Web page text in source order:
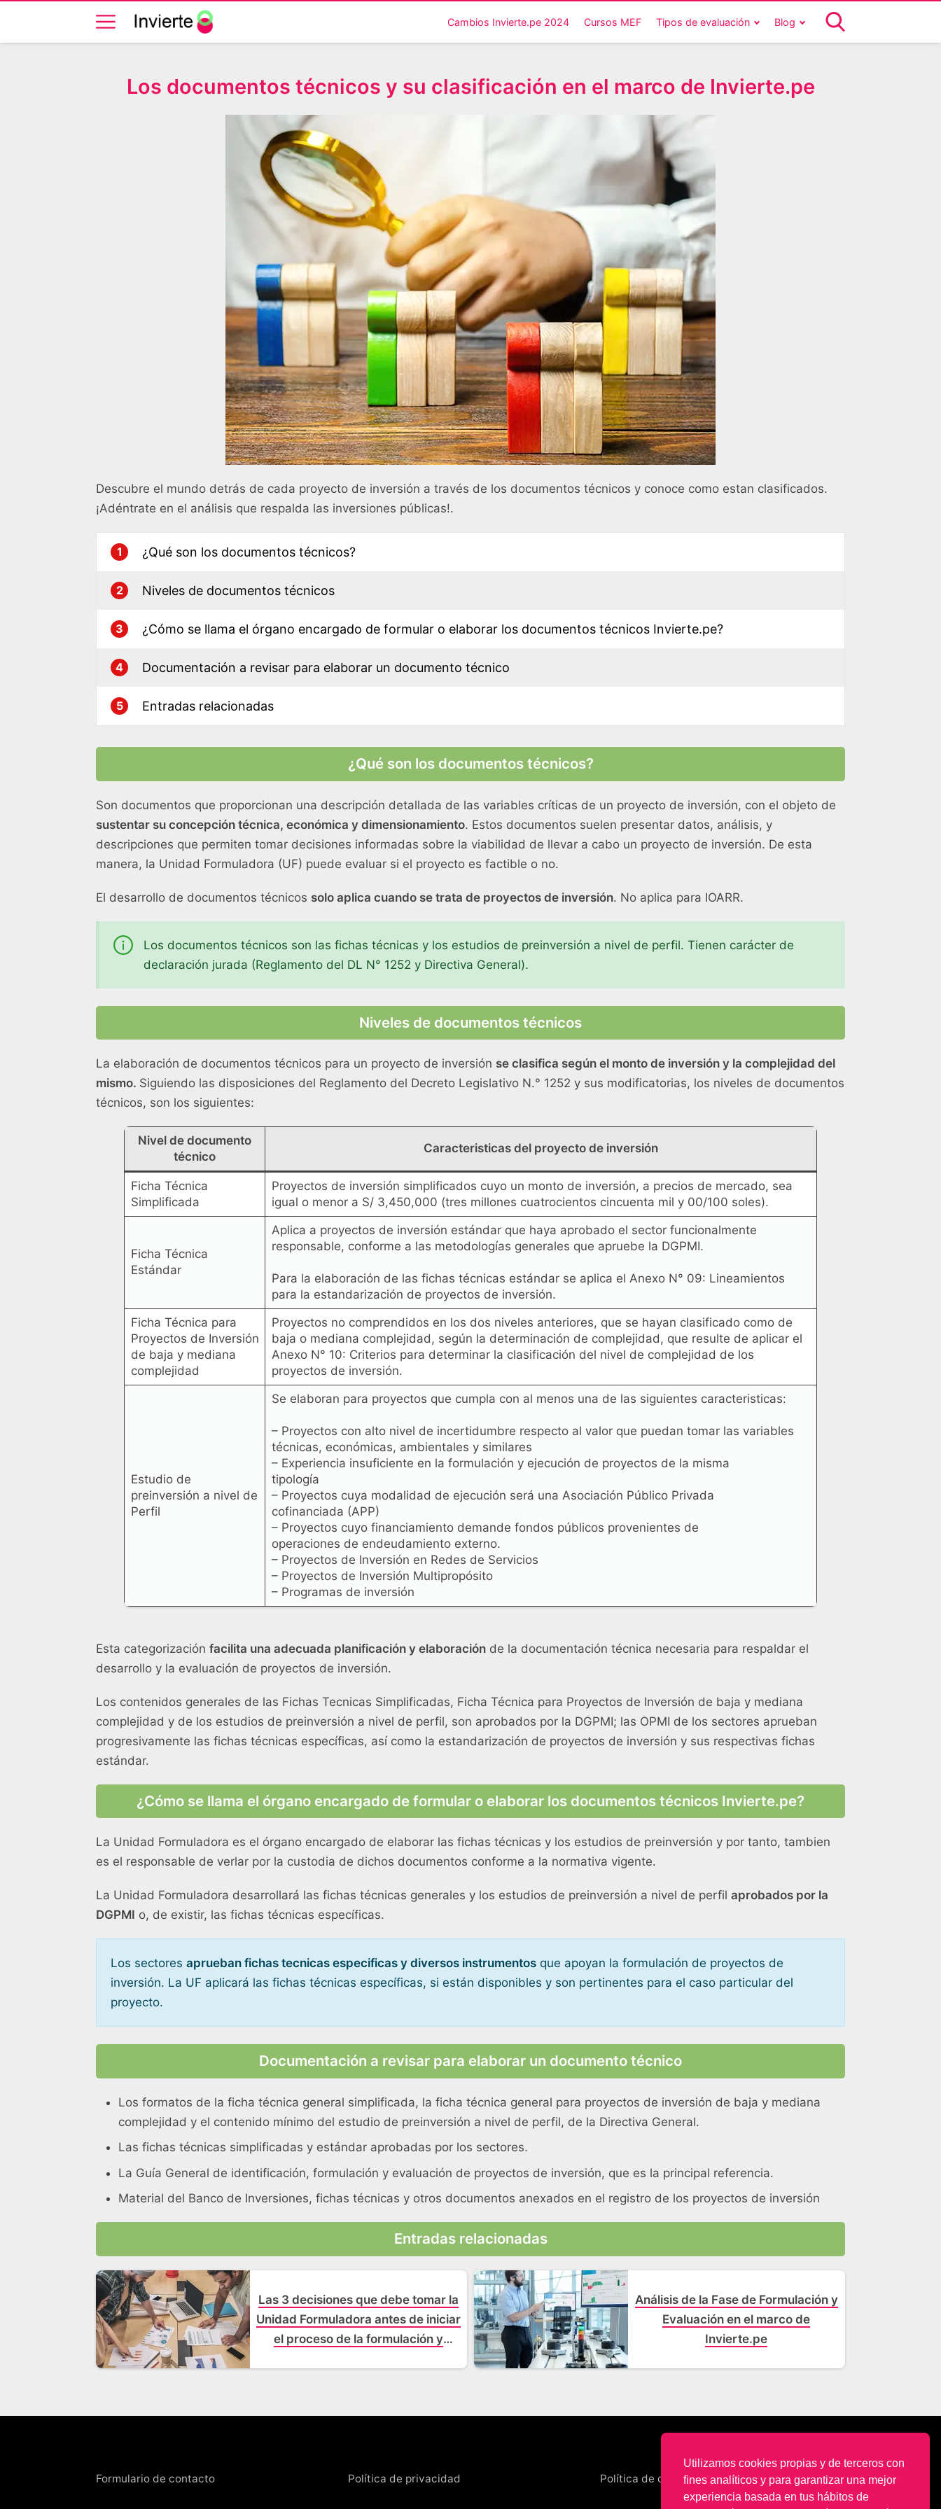
Cambios Invierte.pe 2024 Cursos MEF Tipos de evaluación Blog
Los documentos técnicos y su clasificación en el marco de Invierte.pe
Descubre el mundo detrás de cada proyecto de inversión a través de los documentos técnicos y conoce como estan clasificados.
¡Adéntrate en el análisis que respalda las inversiones públicas!.
1 ¿Qué son los documentos técnicos?
2 Niveles de documentos técnicos
3 ¿Cómo se llama el órgano encargado de formular o elaborar los documentos técnicos Invierte.pe?
4 Documentación a revisar para elaborar un documento técnico
5 Entradas relacionadas
¿Qué son los documentos técnicos?
Son documentos que proporcionan una descripción detallada de las variables críticas de un proyecto de inversión, con el objeto de
sustentar su concepción técnica, económica y dimensionamiento. Estos documentos suelen presentar datos, análisis, y
descripciones que permiten tomar decisiones informadas sobre la viabilidad de llevar a cabo un proyecto de inversión. De esta
manera, la Unidad Formuladora (UF) puede evaluar si el proyecto es factible o no.
El desarrollo de documentos técnicos solo aplica cuando se trata de proyectos de inversión. No aplica para IOARR.
Los documentos técnicos son las fichas técnicas y los estudios de preinversión a nivel de perfil. Tienen carácter de
declaración jurada (Reglamento del DL N° 1252 y Directiva General).
Niveles de documentos técnicos
La elaboración de documentos técnicos para un proyecto de inversión se clasifica según el monto de inversión y la complejidad del
mismo. Siguiendo las disposiciones del Reglamento del Decreto Legislativo N.° 1252 y sus modificatorias, los niveles de documentos
técnicos, son los siguientes:
Nivel de documento
técnico
Caracteristicas del proyecto de inversión
Ficha Técnica
Simplificada
Proyectos de inversión simplificados cuyo un monto de inversión, a precios de mercado, sea
igual o menor a S/ 3,450,000 (tres millones cuatrocientos cincuenta mil y 00/100 soles).
Ficha Técnica
Estándar
Aplica a proyectos de inversión estándar que haya aprobado el sector funcionalmente
responsable, conforme a las metodologías generales que apruebe la DGPMI.
Para la elaboración de las fichas técnicas estándar se aplica el Anexo N° 09: Lineamientos
para la estandarización de proyectos de inversión.
Ficha Técnica para
Proyectos de Inversión
de baja y mediana
complejidad
Proyectos no comprendidos en los dos niveles anteriores, que se hayan clasificado como de
baja o mediana complejidad, según la determinación de complejidad, que resulte de aplicar el
Anexo N° 10: Criterios para determinar la clasificación del nivel de complejidad de los
proyectos de inversión.
Estudio de
preinversión a nivel de
Perfil
Se elaboran para proyectos que cumpla con al menos una de las siguientes caracteristicas:
– Proyectos con alto nivel de incertidumbre respecto al valor que puedan tomar las variables
técnicas, económicas, ambientales y similares
– Experiencia insuficiente en la formulación y ejecución de proyectos de la misma
tipología
– Proyectos cuya modalidad de ejecución será una Asociación Público Privada
cofinanciada (APP)
– Proyectos cuyo financiamiento demande fondos públicos provenientes de
operaciones de endeudamiento externo.
– Proyectos de Inversión en Redes de Servicios
– Proyectos de Inversión Multipropósito
– Programas de inversión
Esta categorización facilita una adecuada planificación y elaboración de la documentación técnica necesaria para respaldar el
desarrollo y la evaluación de proyectos de inversión.
Los contenidos generales de las Fichas Tecnicas Simplificadas, Ficha Técnica para Proyectos de Inversión de baja y mediana
complejidad y de los estudios de preinversión a nivel de perfil, son aprobados por la DGPMI; las OPMI de los sectores aprueban
progresivamente las fichas técnicas específicas, así como la estandarización de proyectos de inversión y sus respectivas fichas
estándar.
¿Cómo se llama el órgano encargado de formular o elaborar los documentos técnicos Invierte.pe?
La Unidad Formuladora es el órgano encargado de elaborar las fichas técnicas y los estudios de preinversión y por tanto, tambien
es el responsable de verlar por la custodia de dichos documentos conforme a la normativa vigente.
La Unidad Formuladora desarrollará las fichas técnicas generales y los estudios de preinversión a nivel de perfil aprobados por la
DGPMI o, de existir, las fichas técnicas específicas.
Los sectores aprueban fichas tecnicas especificas y diversos instrumentos que apoyan la formulación de proyectos de
inversión. La UF aplicará las fichas técnicas específicas, si están disponibles y son pertinentes para el caso particular del
proyecto.
Documentación a revisar para elaborar un documento técnico
Los formatos de la ficha técnica general simplificada, la ficha técnica general para proyectos de inversión de baja y mediana
complejidad y el contenido mínimo del estudio de preinversión a nivel de perfil, de la Directiva General.
Las fichas técnicas simplificadas y estándar aprobadas por los sectores.
La Guía General de identificación, formulación y evaluación de proyectos de inversión, que es la principal referencia.
Material del Banco de Inversiones, fichas técnicas y otros documentos anexados en el registro de los proyectos de inversión
Entradas relacionadas
Las 3 decisiones que debe tomar la
Unidad Formuladora antes de iniciar
el proceso de la formulación y
Análisis de la Fase de Formulación y
Evaluación en el marco de
Invierte.pe
Formulario de contacto Política de privacidad Política de cookies
Utilizamos cookies propias y de terceros con
fines analíticos y para garantizar una mejor
experiencia basada en tus hábitos de